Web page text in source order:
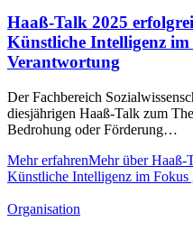
Haaß-Talk 2025
Künstliche Intelligenz im
Verantwortung
Der Fachbereich
diesjährigen Haaß-Talk zum
Bedrohung oder Förderung…
Mehr erfahrenMehr über Haaß-
Künstliche Intelligenz im Fokus
Organisation